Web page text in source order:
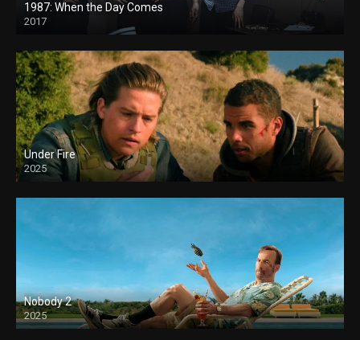
1987: When the Day Comes
2017
Under Fire
2025
Nobody 2
2025